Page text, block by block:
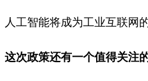
人工智能将成为工业互联网
这次政策还有一个值得关注